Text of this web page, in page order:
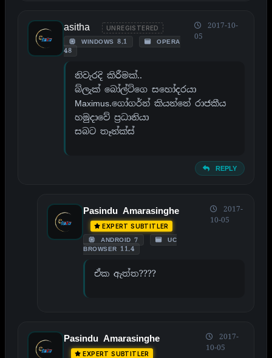
asitha UNREGISTERED
WINDOWS 8.1
OPERA
48
2017-10-
05
නිවැරදි කිරීමක්..
බ්ලැක් බෝල්ට්ගෙ සහෝදරයා
Maximus.ගෝගර්න් කියන්නේ රාජකීය
හමුදාවේ ප්‍රධානියා
සබට තෑන්ක්ස්
REPLY
Pasindu Amarasinghe
EXPERT SUBTITLER
ANDROID 7
UC
BROWSER 11.4
2017-
10-05
ඒක ඇත්ත????
Pasindu Amarasinghe
EXPERT SUBTITLER
2017-
10-05